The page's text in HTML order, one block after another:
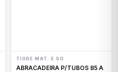
TIGRE MAT. E SO
ABRACADEIRA P/TUBOS 85 A